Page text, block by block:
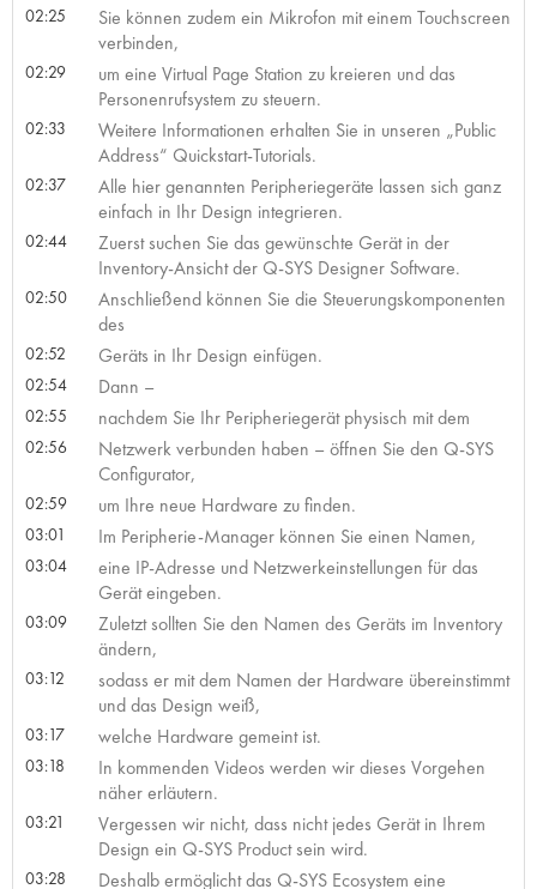
02:25
Sie können zudem ein Mikrofon mit einem Touchscreen
verbinden,
02:29
um eine Virtual Page Station zu kreieren und das
Personenrufsystem zu steuern.
02:33
Weitere Informationen erhalten Sie in unseren „Public
Address“ Quickstart-Tutorials.
02:37
Alle hier genannten Peripheriegeräte lassen sich ganz
einfach in Ihr Design integrieren.
02:44
Zuerst suchen Sie das gewünschte Gerät in der
Inventory-Ansicht der Q-SYS Designer Software.
02:50
Anschließend können Sie die Steuerungskomponenten
des
02:52 Geräts in Ihr Design einfügen.
02:54 Dann –
02:55 nachdem Sie Ihr Peripheriegerät physisch mit dem
02:56
Netzwerk verbunden haben – öffnen Sie den Q-SYS
Configurator,
02:59 um Ihre neue Hardware zu finden.
03:01 Im Peripherie-Manager können Sie einen Namen,
03:04
eine IP-Adresse und Netzwerkeinstellungen für das
Gerät eingeben.
03:09
Zuletzt sollten Sie den Namen des Geräts im Inventory
ändern,
03:12
sodass er mit dem Namen der Hardware übereinstimmt
und das Design weiß,
03:17 welche Hardware gemeint ist.
03:18
In kommenden Videos werden wir dieses Vorgehen
näher erläutern.
03:21
Vergessen wir nicht, dass nicht jedes Gerät in Ihrem
Design ein Q-SYS Product sein wird.
03:28 Deshalb ermöglicht das Q-SYS Ecosystem eine